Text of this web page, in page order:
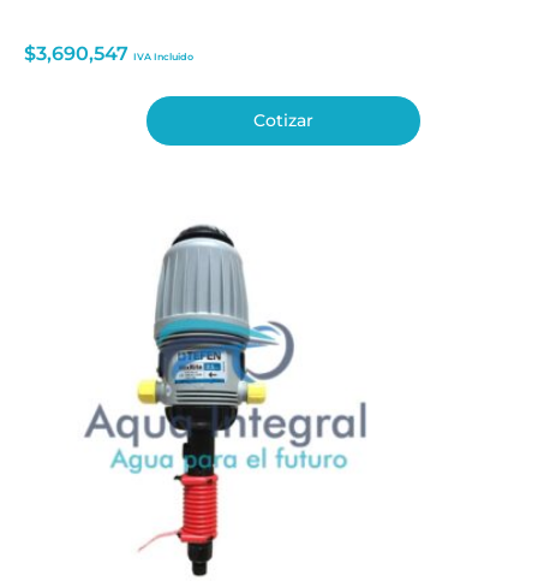
$3,690,547 IVA Incluido
Cotizar